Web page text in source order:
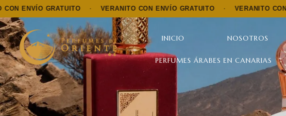
GRATUITO · VERANITO CON ENVÍO GRATUITO · VERANITO CON ENVÍO
INICIO NOSOTROS
PERFUMES ÁRABES EN CANARIAS